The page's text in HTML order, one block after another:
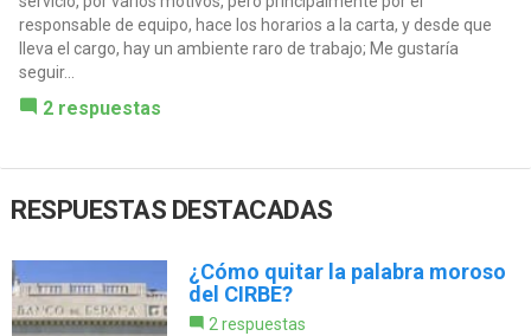
responsable de equipo, hace los horarios a la carta, y desde que
lleva el cargo, hay un ambiente raro de trabajo; Me gustaría
seguir...
2 respuestas
RESPUESTAS DESTACADAS
¿Cómo quitar la palabra moroso
del CIRBE?
2 respuestas